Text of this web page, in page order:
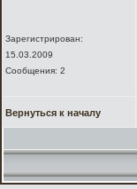
Зарегистрирован:
15.03.2009
Сообщения: 2
Вернуться к началу